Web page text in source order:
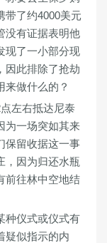
带了约4000美元
没有证据表明他
现了一小部分现
因此排除了抢劫
来做什么的？
左右抵达尼泰
为一场突如其来
保留收据这一事
，因为归还水瓶
前往林中空地结
种仪式或仪式有
疑似指示的内